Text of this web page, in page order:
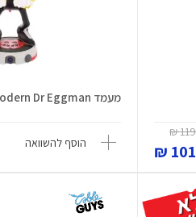
119 ₪
101 ₪
מעמד Sega - Modern Dr Eggman
הוסף להשוואה